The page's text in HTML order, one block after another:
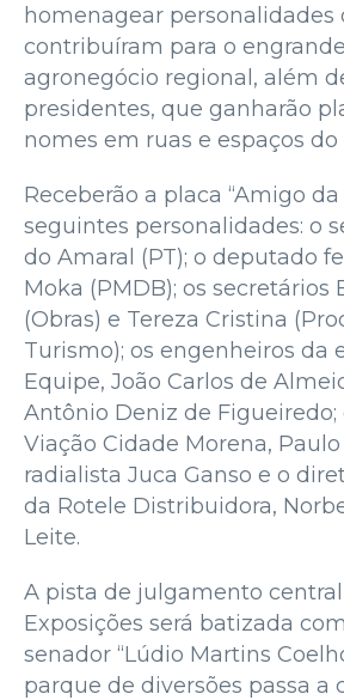
homenagear personalidades
contribuíram para o
agronegócio regional, além
presidentes, que ganharão
nomes em ruas e espaços do
Receberão a placa “Amigo da
seguintes personalidades: o
do Amaral (PT); o deputado
Moka (PMDB); os secretários
(Obras) e Tereza Cristina
Turismo); os engenheiros da
Equipe, João Carlos de
Antônio Deniz de Figueiredo;
Viação Cidade Morena,
radialista Juca Ganso e o
da Rotele Distribuidora,
Leite.
A pista de julgamento
Exposições será batizada
senador “Lúdio Martins
parque de diversões passa a